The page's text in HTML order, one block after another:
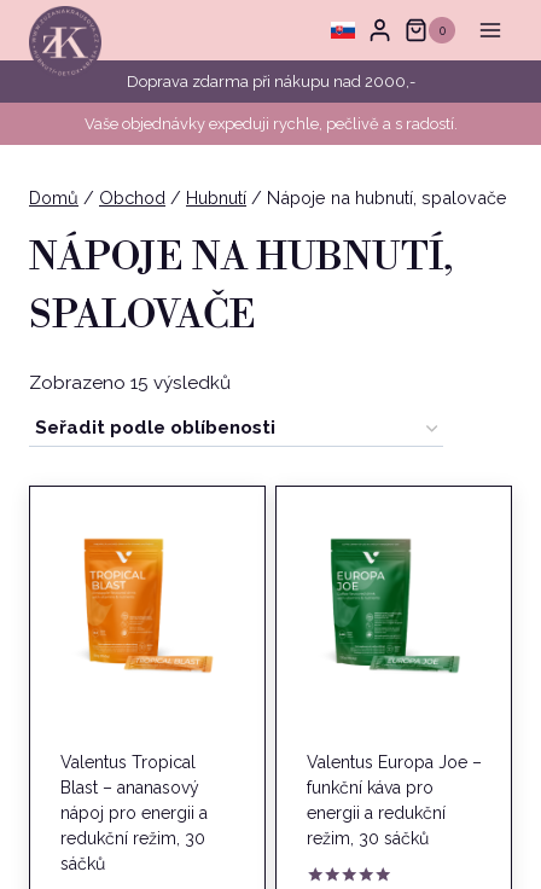
Přeskočit
obsah
0
Doprava zdarma při nákupu nad 2000,-
Vaše objednávky expeduji rychle, pečlivě a s radostí.
Domů / Obchod / Hubnutí / Nápoje na hubnutí, spalovače
NÁPOJE NA HUBNUTÍ,
SPALOVAČE
Zobrazeno 15 výsledků
podle
Valentus Tropical
Blast – ananasový
nápoj pro energii a
redukční režim, 30
sáčků
Valentus Europa Joe –
funkční káva pro
energii a redukční
režim, 30 sáčků